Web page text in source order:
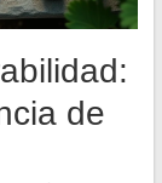
de